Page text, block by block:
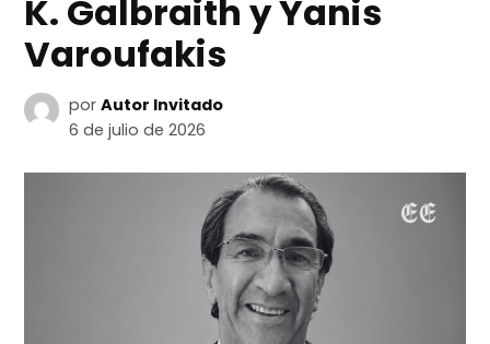
K. Galbraith y Yanis
Varoufakis
por Autor Invitado
6 de julio de 2026